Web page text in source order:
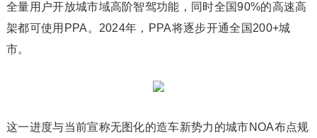
全量用户开放城市域高阶智驾功能，同时全国90%的高速高
架都可使用PPA。2024年，PPA将逐步开通全国200+城
市。
这一进度与当前宣称无图化的造车新势力的城市NOA布点规